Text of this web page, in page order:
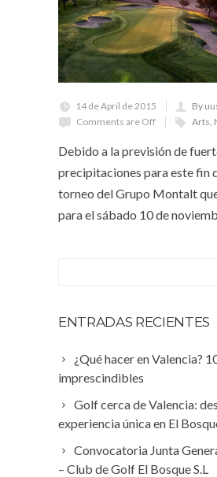
14 de April de 2015
By
Comments are Off
Arts
Debido a la previsión de
precipitaciones para este fin
torneo del Grupo Montalt
para el sábado 10 de
ENTRADAS RECIENTES
¿Qué hacer en Valencia?
imprescindibles
Golf cerca de Valencia:
experiencia única en El
Convocatoria Junta
– Club de Golf El Bosque S.L